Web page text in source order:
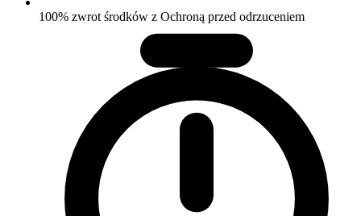
100% zwrot środków z Ochroną przed odrzuceniem